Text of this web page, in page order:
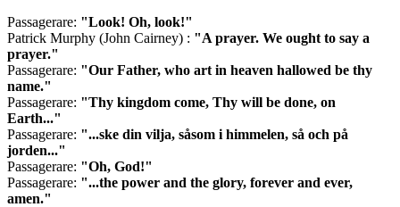
Passagerare: "Look! Oh, look!"
Patrick Murphy (John Cairney) : "A prayer. We ought to say a
prayer."
Passagerare: "Our Father, who art in heaven hallowed be thy
name."
Passagerare: "Thy kingdom come, Thy will be done, on
Earth..."
Passagerare: "...ske din vilja, såsom i himmelen, så och på
jorden..."
Passagerare: "Oh, God!"
Passagerare: "...the power and the glory, forever and ever,
amen."